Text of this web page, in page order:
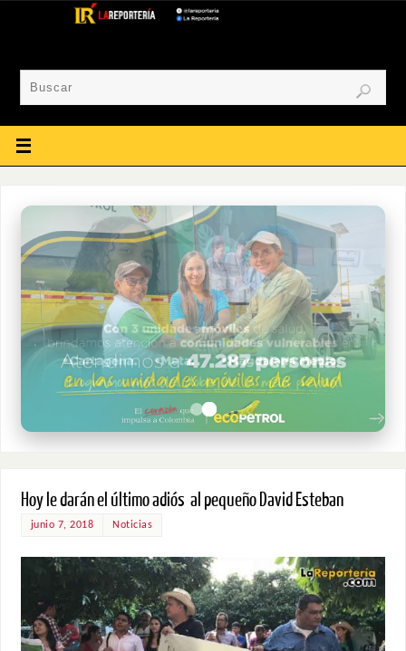
Hoy le darán el último adiós al pequeño David Esteban
junio 7, 2018 Noticias